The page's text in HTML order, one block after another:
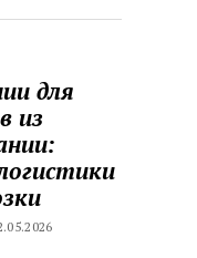
для
из